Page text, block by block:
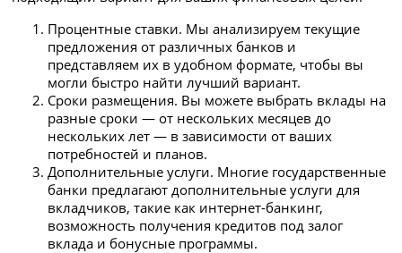
Процентные ставки. Мы анализируем текущие
предложения от различных банков и
представляем их в удобном формате, чтобы вы
могли быстро найти лучший вариант.
Сроки размещения. Вы можете выбрать вклады на
разные сроки — от нескольких месяцев до
нескольких лет — в зависимости от ваших
потребностей и планов.
Дополнительные услуги. Многие государственные
банки предлагают дополнительные услуги для
вкладчиков, такие как интернет-банкинг,
возможность получения кредитов под залог
вклада и бонусные программы.